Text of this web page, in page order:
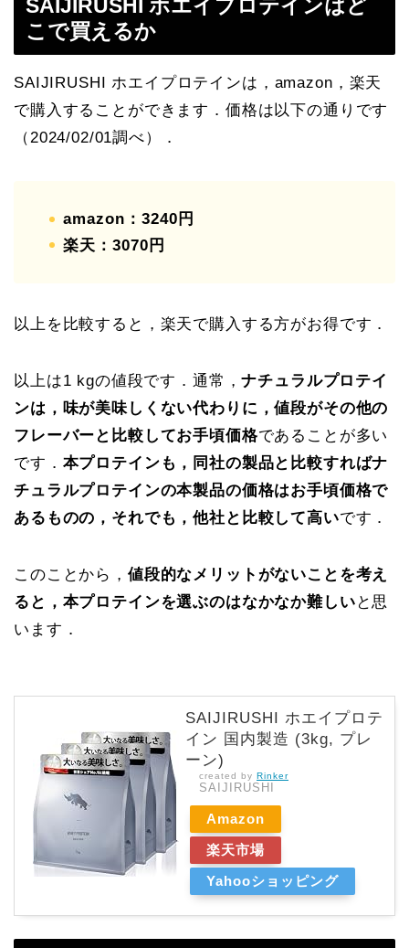
SAIJIRUSHI ホエイプロテインはど
こで買えるか
SAIJIRUSHI ホエイプロテインは，amazon，楽天
で購入することができます．価格は以下の通りです
（2024/02/01調べ）．
amazon：3240円
楽天：3070円
以上を比較すると，楽天で購入する方がお得です．
以上は1 kgの値段です．通常，ナチュラルプロテイ
ンは，味が美味しくない代わりに，値段がその他の
フレーバーと比較してお手頃価格であることが多い
です． 本プロテインも，同社の製品と比較すればナ
チュラルプロテインの本製品の価格はお手頃価格で
あるものの，それでも，他社と比較して高いです．
このことから， 値段的なメリットがないことを考え
ると，本プロテインを選ぶのはなかなか難しい と思
います．
SAIJIRUSHI ホエイプロテ
イン 国内製造 (3kg, プレ
ーン)
created by Rinker
SAIJIRUSHI
Amazon
楽天市場
Yahooショッピング